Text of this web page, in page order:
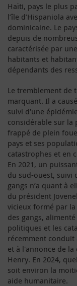
Haïti, pays le plus
l’île d’Hispaniola
dominicaine. Le
depuis de
caractérisée par
habitants et
dépendants des
Le tremblement de
marquant. Il a
suivi d'une
considérable sur la
frappé de plein
pays et ses
catastrophes et en
En 2021, un
du sud-ouest, suivi
gangs n’a quant à
du président
vicieux formé par
des gangs,
politiques et les
récemment conduit
et à l'annonce de
Henry. En 2024,
soit environ la
aide humanitaire.